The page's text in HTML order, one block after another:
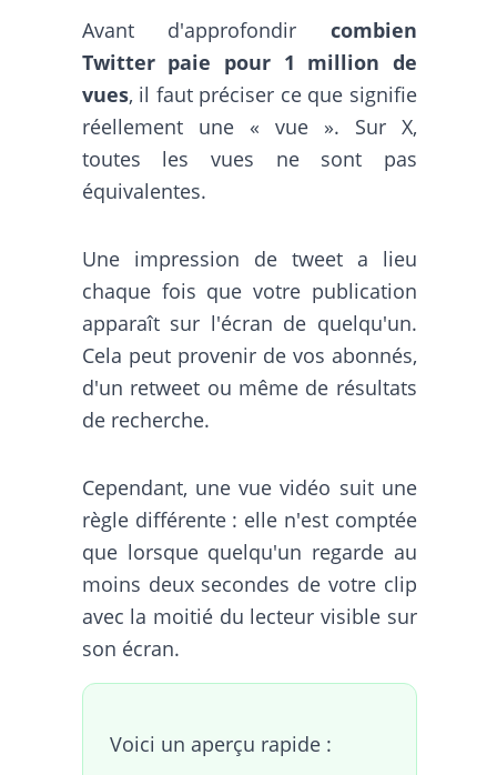
Avant d'approfondir combien
Twitter paie pour 1 million de
vues, il faut préciser ce que signifie
réellement une « vue ». Sur X,
toutes les vues ne sont pas
équivalentes.
Une impression de tweet a lieu
chaque fois que votre publication
apparaît sur l'écran de quelqu'un.
Cela peut provenir de vos abonnés,
d'un retweet ou même de résultats
de recherche.
Cependant, une vue vidéo suit une
règle différente : elle n'est comptée
que lorsque quelqu'un regarde au
moins deux secondes de votre clip
avec la moitié du lecteur visible sur
son écran.
Voici un aperçu rapide :